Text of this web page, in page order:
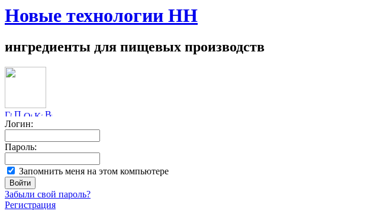
Новые технологии НН
ингредиенты для пищевых производств
Логин:
Пароль:
Запомнить меня на этом компьютере
Забыли свой пароль?
Регистрация